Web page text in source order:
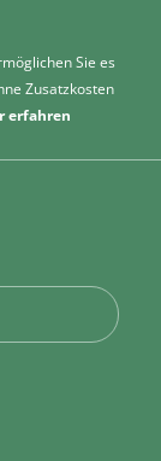
Sie es
Zusatzkosten
erfahren